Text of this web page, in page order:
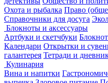
Охота и рыбалка Право
Справочники для досуга
Блокноты и аксессуары
Артбуки и скетчбуки
Календари Открытки и
галантерея Тетради и
Кулинария
Вина и напитки